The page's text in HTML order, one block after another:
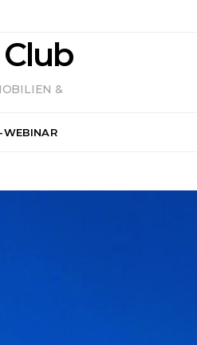
&
WEBINAR